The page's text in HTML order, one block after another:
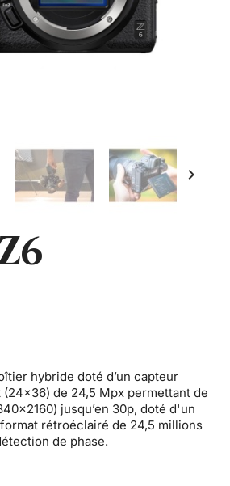

hybride doté d’un capteur
de 24,5 Mpx permettant de
jusqu’en 30p, doté d'un
rétroéclairé de 24,5 millions
de phase.